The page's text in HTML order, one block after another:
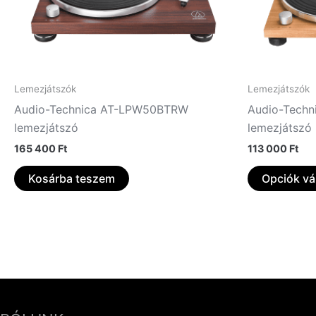
Lemezjátszók
Audio-Technica AT-LPW50BTRW
lemezjátszó
165 400 Ft
Kosárba teszem
Lemezjátszók
Audio-
lemezjátszó
113 000 Ft
Opciók